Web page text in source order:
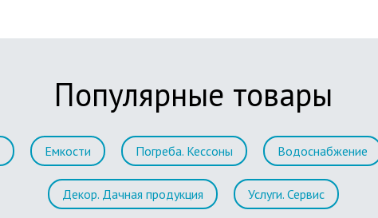
Популярные товары
Емкости Погреба. Кессоны Водоснабжение
Декор. Дачная продукция Услуги. Сервис